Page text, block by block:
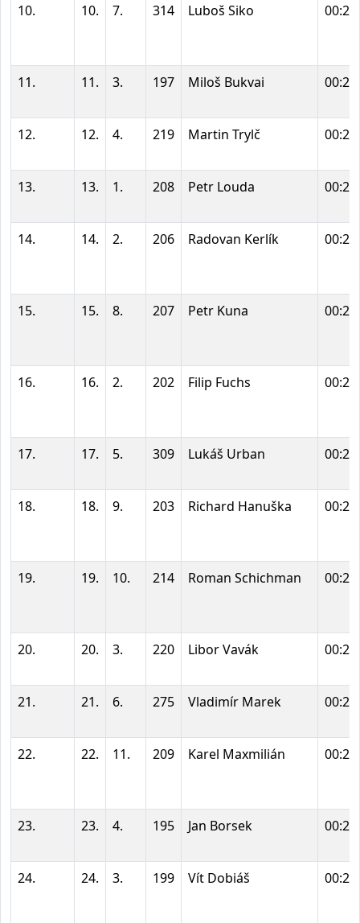
10. 10. 7. 314 Luboš Siko
11. 11. 3. 197 Miloš Bukvai
12. 12. 4. 219 Martin Trylč
13. 13. 1. 208 Petr Louda
14. 14. 2. 206 Radovan Kerlík
15. 15. 8. 207 Petr Kuna
16. 16. 2. 202 Filip Fuchs
17. 17. 5. 309 Lukáš Urban
18. 18. 9. 203 Richard Hanuška
19. 19. 10. 214 Roman Schichman
20. 20. 3. 220 Libor Vavák
21. 21. 6. 275 Vladimír Marek
22. 22. 11. 209 Karel Maxmilián
23. 23. 4. 195 Jan Borsek
24. 24. 3. 199 Vít Dobiáš